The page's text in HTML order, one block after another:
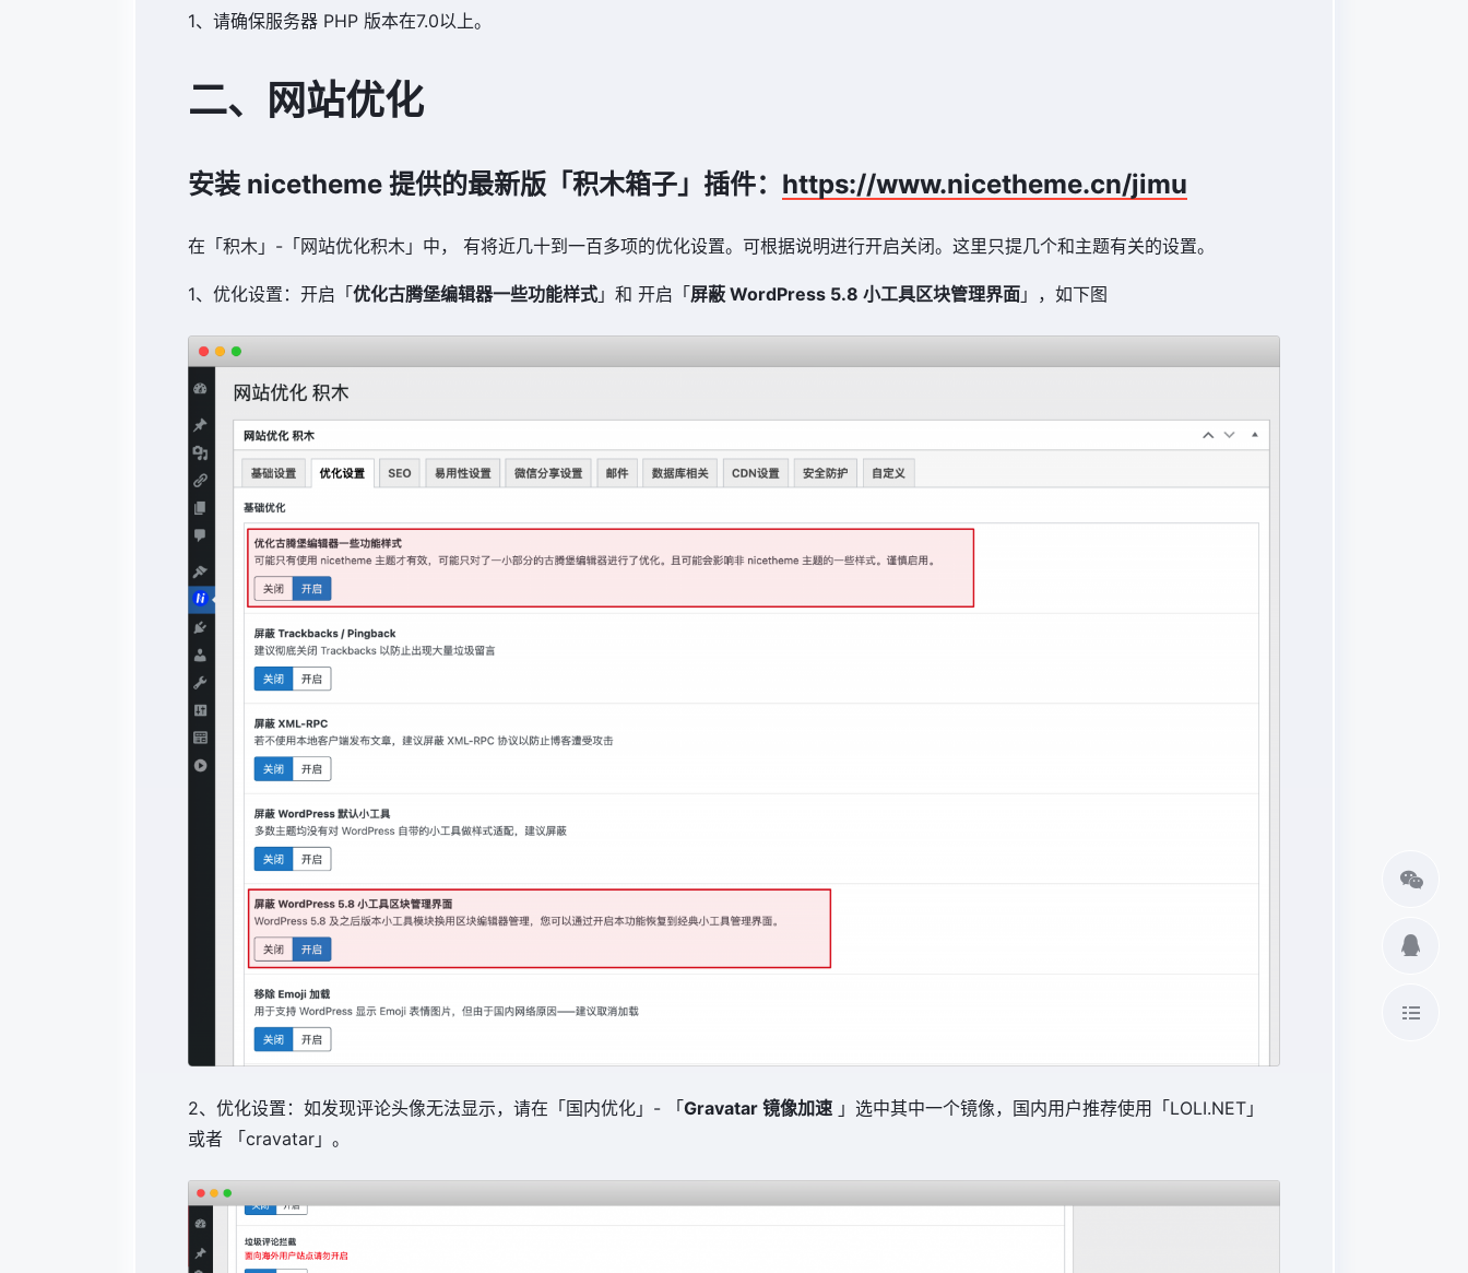
1、请确保服务器 PHP 版本在7.0以上。
二、网站优化
安装 nicetheme 提供的最新版「积木箱子」插件： https://www.nicetheme.cn/jimu
在「积木」-「网站优化积木」中， 有将近几十到一百多项的优化设置。可根据说明进行开启关闭。这里只提几个和主题有关的设置。
1、优化设置：开启「优化古腾堡编辑器一些功能样式 」和 开启「屏蔽 WordPress 5.8 小工具区块管理界面 」，如下图
2、优化设置：如发现评论头像无法显示，请在「国内优化」- 「 Gravatar 镜像加速 」选中其中一个镜像，国内用户推荐使用「LOLI.NET」
或者 「cravatar」。